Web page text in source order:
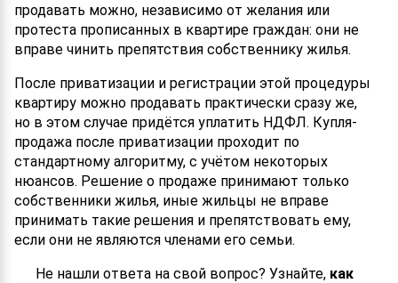
продавать можно, независимо от желания или
протеста прописанных в квартире граждан: они не
вправе чинить препятствия собственнику жилья.
После приватизации и регистрации этой процедуры
квартиру можно продавать практически сразу же,
но в этом случае придётся уплатить НДФЛ. Купля-
продажа после приватизации проходит по
стандартному алгоритму, с учётом некоторых
нюансов. Решение о продаже принимают только
собственники жилья, иные жильцы не вправе
принимать такие решения и препятствовать ему,
если они не являются членами его семьи.
Не нашли ответа на свой вопрос? Узнайте, как